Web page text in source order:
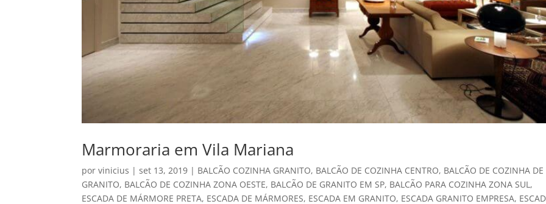
Marmoraria em Vila Mariana
porvinicius |set 13, 2019 | BALCÃO COZINHA GRANITO, BALCÃO DE COZINHA CENTRO, BALCÃO DE COZINHA DE
GRANITO, BALCÃO DE COZINHA ZONA OESTE, BALCÃO DE GRANITO EM SP, BALCÃO PARA COZINHA ZONA SUL ,
ESCADA DE MÁRMORE PRETA, ESCADA DE MÁRMORES, ESCADA EM GRANITO, ESCADA GRANITO EMPRESA,